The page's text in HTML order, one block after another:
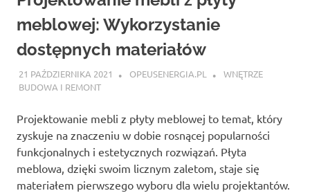
meblowej: Wykorzystanie
dostępnych materiałów
21 PAŹDZIERNIKA 2021 OPEUSENERGIA.PL
WNĘTRZE
BUDOWA I REMONT
Projektowanie mebli z płyty meblowej to temat, który
zyskuje na znaczeniu w dobie rosnącej popularności
funkcjonalnych i estetycznych rozwiązań. Płyta
meblowa, dzięki swoim licznym zaletom, staje się
materiałem pierwszego wyboru dla wielu projektantów.